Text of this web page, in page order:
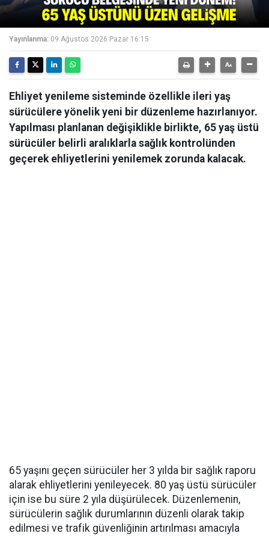
Yayınlanma: 09 Ağustos 2026 Pazar 16:15
Ehliyet yenileme sisteminde özellikle ileri yaş
sürücülere yönelik yeni bir düzenleme hazırlanıyor.
Yapılması planlanan değişiklikle birlikte, 65 yaş üstü
sürücüler belirli aralıklarla sağlık kontrolünden
geçerek ehliyetlerini yenilemek zorunda kalacak.
65 yaşını geçen sürücüler her 3 yılda bir sağlık raporu
alarak ehliyetlerini yenileyecek. 80 yaş üstü sürücüler
için ise bu süre 2 yıla düşürülecek. Düzenlemenin,
sürücülerin sağlık durumlarının düzenli olarak takip
edilmesi ve trafik güvenliğinin artırılması amacıyla